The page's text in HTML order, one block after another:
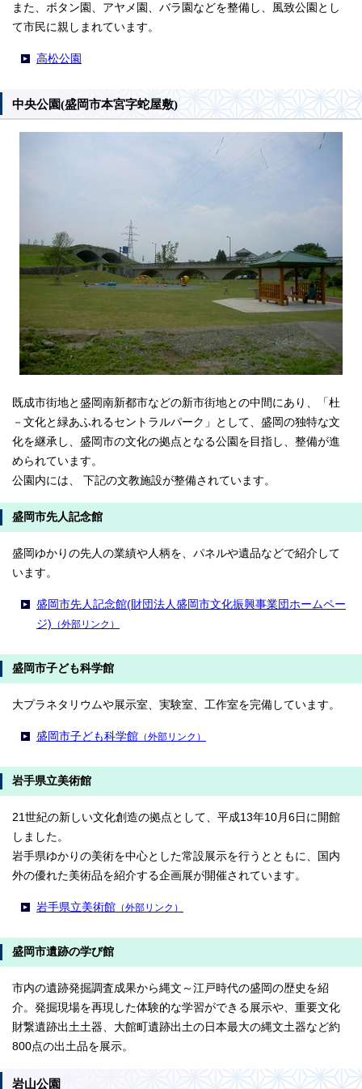
また、ボタン園、アヤメ園、バラ園などを整備し、風致公園とし
て市民に親しまれています。
高松公園
中央公園(盛岡市本宮字蛇屋敷)
既成市街地と盛岡南新都市などの新市街地との中間にあり、「杜
－文化と緑あふれるセントラルパーク」として、盛岡の独特な文
化を継承し、盛岡市の文化の拠点となる公園を目指し、整備が進
められています。
公園内には、 下記の文教施設が整備されています。
盛岡市先人記念館
盛岡ゆかりの先人の業績や人柄を、パネルや遺品などで紹介して
います。
盛岡市先人記念館(財団法人盛岡市文化振興事業団ホームペー
ジ) （外部リンク）
盛岡市子ども科学館
大プラネタリウムや展示室、実験室、工作室を完備しています。
盛岡市子ども科学館 （外部リンク）
岩手県立美術館
21世紀の新しい文化創造の拠点として、平成13年10月6日に開館
しました。
岩手県ゆかりの美術を中心とした常設展示を行うとともに、国内
外の優れた美術品を紹介する企画展が開催されています。
岩手県立美術館 （外部リンク）
盛岡市遺跡の学び館
市内の遺跡発掘調査成果から縄文～江戸時代の盛岡の歴史を紹
介。発掘現場を再現した体験的な学習ができる展示や、重要文化
財繋遺跡出土土器、大館町遺跡出土の日本最大の縄文土器など約
800点の出土品を展示。
岩山公園